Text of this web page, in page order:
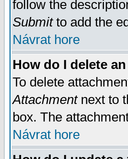
follow the
Submitto add the
Návrat hore
How do I delete
To delete
Attachmentnext to
box. The
Návrat hore